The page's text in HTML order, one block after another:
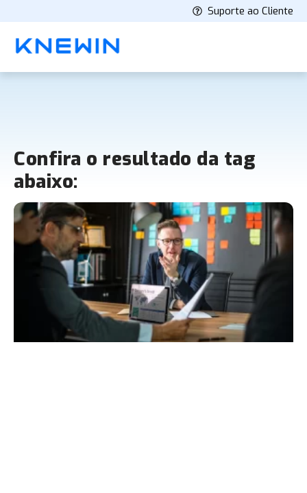
Suporte ao Cliente
Confira o resultado da tag
abaixo: